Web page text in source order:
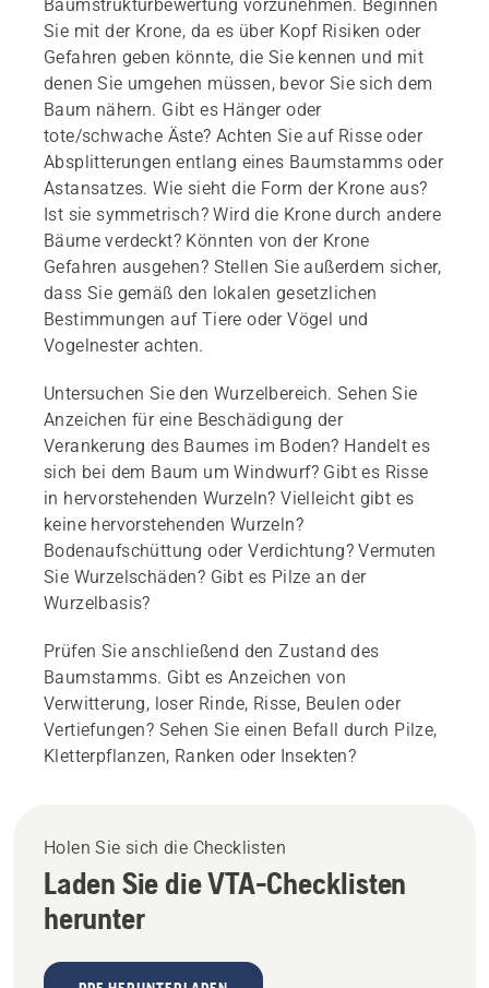
Baumstrukturbewertung vorzunehmen. Beginnen
Sie mit der Krone, da es über Kopf Risiken oder
Gefahren geben könnte, die Sie kennen und mit
denen Sie umgehen müssen, bevor Sie sich dem
Baum nähern. Gibt es Hänger oder
tote/schwache Äste? Achten Sie auf Risse oder
Absplitterungen entlang eines Baumstamms oder
Astansatzes. Wie sieht die Form der Krone aus?
Ist sie symmetrisch? Wird die Krone durch andere
Bäume verdeckt? Könnten von der Krone
Gefahren ausgehen? Stellen Sie außerdem sicher,
dass Sie gemäß den lokalen gesetzlichen
Bestimmungen auf Tiere oder Vögel und
Vogelnester achten.
Untersuchen Sie den Wurzelbereich. Sehen Sie
Anzeichen für eine Beschädigung der
Verankerung des Baumes im Boden? Handelt es
sich bei dem Baum um Windwurf? Gibt es Risse
in hervorstehenden Wurzeln? Vielleicht gibt es
keine hervorstehenden Wurzeln?
Bodenaufschüttung oder Verdichtung? Vermuten
Sie Wurzelschäden? Gibt es Pilze an der
Wurzelbasis?
Prüfen Sie anschließend den Zustand des
Baumstamms. Gibt es Anzeichen von
Verwitterung, loser Rinde, Risse, Beulen oder
Vertiefungen? Sehen Sie einen Befall durch Pilze,
Kletterpflanzen, Ranken oder Insekten?
Holen Sie sich die Checklisten
Laden Sie die VTA-Checklisten
herunter